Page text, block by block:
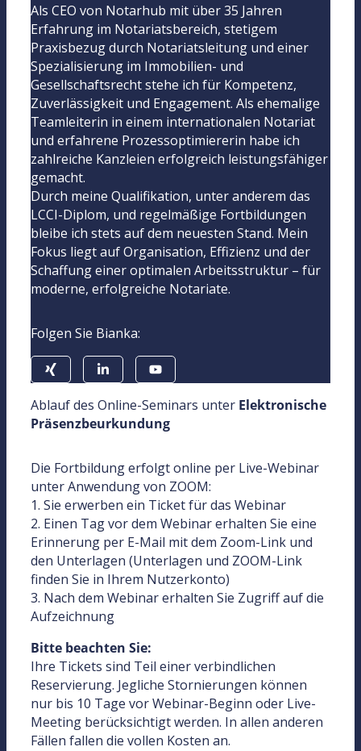
Als CEO von Notarhub mit über 35 Jahren
Erfahrung im Notariatsbereich, stetigem
Praxisbezug durch Notariatsleitung und einer
Spezialisierung im Immobilien- und
Gesellschaftsrecht stehe ich für Kompetenz,
Zuverlässigkeit und Engagement. Als ehemalige
Teamleiterin in einem internationalen Notariat
und erfahrene Prozessoptimiererin habe ich
zahlreiche Kanzleien erfolgreich leistungsfähiger
gemacht.
Durch meine Qualifikation, unter anderem das
LCCI-Diplom, und regelmäßige Fortbildungen
bleibe ich stets auf dem neuesten Stand. Mein
Fokus liegt auf Organisation, Effizienz und der
Schaffung einer optimalen Arbeitsstruktur – für
moderne, erfolgreiche Notariate.
Folgen Sie Bianka:
Ablauf des Online-Seminars unter Elektronische
Präsenzbeurkundung
Die Fortbildung erfolgt online per Live-Webinar
unter Anwendung von ZOOM:
1. Sie erwerben ein Ticket für das Webinar
2. Einen Tag vor dem Webinar erhalten Sie eine
Erinnerung per E-Mail mit dem Zoom-Link und
den Unterlagen (Unterlagen und ZOOM-Link
finden Sie in Ihrem Nutzerkonto)
3. Nach dem Webinar erhalten Sie Zugriff auf die
Aufzeichnung
Bitte beachten Sie:
Ihre Tickets sind Teil einer verbindlichen
Reservierung. Jegliche Stornierungen können
nur bis 10 Tage vor Webinar-Beginn oder Live-
Meeting berücksichtigt werden. In allen anderen
Fällen fallen die vollen Kosten an.